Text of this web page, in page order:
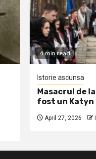
4 min read
Istorie ascunsa
Masacrul de
fost un Katyn
April 27, 2026